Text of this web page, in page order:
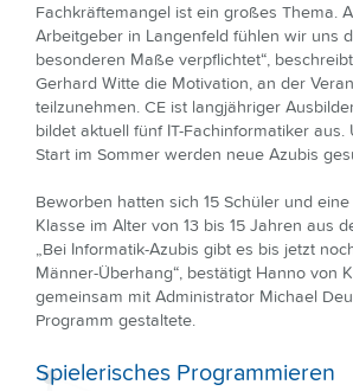
Fachkräftemangel ist ein großes Thema.
Arbeitgeber in Langenfeld fühlen wir uns
besonderen Maße verpflichtet“,
Gerhard Witte die Motivation, an der
teilzunehmen. CE ist langjähriger
bildet aktuell fünf IT-Fachinformatiker aus.
Start im Sommer werden neue Azubis
Beworben hatten sich 15 Schüler und
Klasse im Alter von 13 bis 15 Jahren aus
„Bei Informatik-Azubis gibt es bis jetzt
Männer-Überhang“, bestätigt Hanno von
gemeinsam mit Administrator Michael
Programm gestaltete.
Spielerisches Programmieren